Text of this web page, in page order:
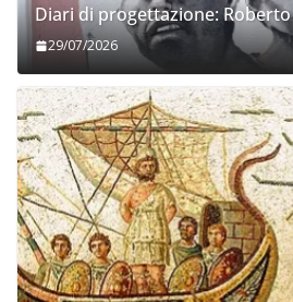
Diari di progettazione:
29/07/2026